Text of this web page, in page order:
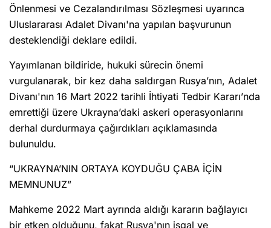
Önlenmesi ve Cezalandırılması Sözleşmesi uyarınca
Uluslararası Adalet Divanı'na yapılan başvurunun
desteklendiği deklare edildi.
Yayımlanan bildiride, hukuki sürecin önemi
vurgulanarak, bir kez daha saldırgan Rusya’nın, Adalet
Divanı'nın 16 Mart 2022 tarihli İhtiyati Tedbir Kararı’nda
emrettiği üzere Ukrayna’daki askeri operasyonlarını
derhal durdurmaya çağırdıkları açıklamasında
bulunuldu.
“UKRAYNA’NIN ORTAYA KOYDUĞU ÇABA İÇİN
MEMNUNUZ”
Mahkeme 2022 Mart ayrında aldığı kararın bağlayıcı
bir etken olduğunu, fakat Rusya'nın işgal ve